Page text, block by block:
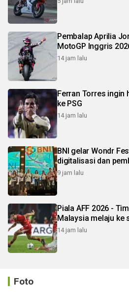
Pembalap Aprilia
MotoGP Inggris
14 jam lalu
Ferran Torres ingin
ke PSG
14 jam lalu
BNI gelar Wondr
digitalisasi dan
9 jam lalu
Piala AFF 2026 -
Malaysia melaju ke
14 jam lalu
Foto